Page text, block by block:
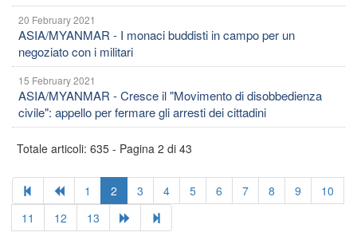
20 February 2021
ASIA/MYANMAR - I monaci buddisti in campo per un
negoziato con i militari
15 February 2021
ASIA/MYANMAR - Cresce il "Movimento di disobbedienza
civile": appello per fermare gli arresti dei cittadini
Totale articoli: 635 - Pagina 2 di 43
1 2 3 4 5 6 7 8 9
10
11
12 13